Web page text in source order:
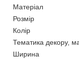
Матеріал
Розмір
Колір
Тематика декору,
Ширина